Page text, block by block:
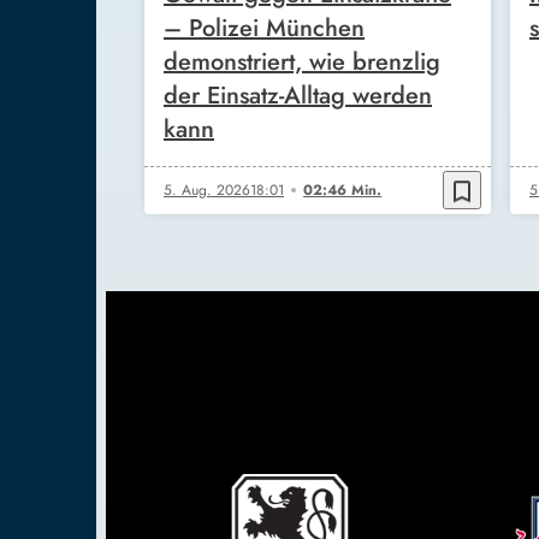
– Polizei München
demonstriert, wie brenzlig
der Einsatz-Alltag werden
kann
5. Aug. 202618:01 02:46 Min. bookmark_border